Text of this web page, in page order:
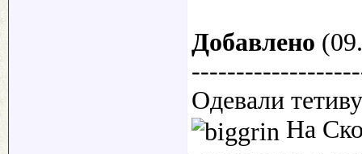
Добавлено
Одевали
На